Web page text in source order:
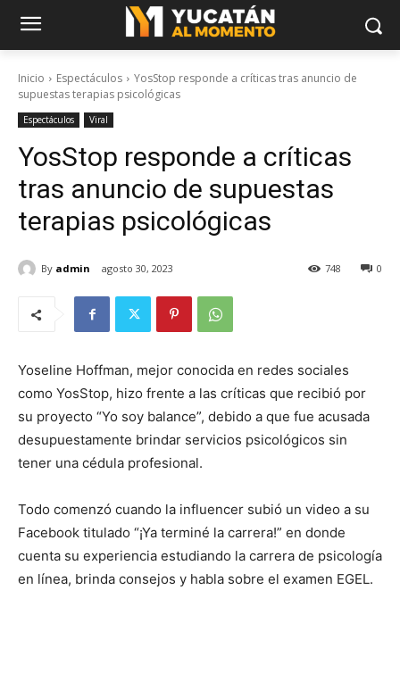
Inicio Espectáculos
YosStop responde a críticas tras anuncio de
supuestas terapias psicológicas
Espectáculos Viral
YosStop responde a críticas
tras anuncio de supuestas
terapias psicológicas
By admin agosto 30, 2023 0
748
Yoseline Hoffman, mejor conocida en redes sociales
como YosStop, hizo frente a las críticas que recibió por
su proyecto “Yo soy balance”, debido a que fue acusada
desupuestamente brindar servicios psicológicos sin
tener una cédula profesional.
Todo comenzó cuando la influencer subió un video a su
Facebook titulado “¡Ya terminé la carrera!” en donde
cuenta su experiencia estudiando la carrera de psicología
en línea, brinda consejos y habla sobre el examen EGEL.